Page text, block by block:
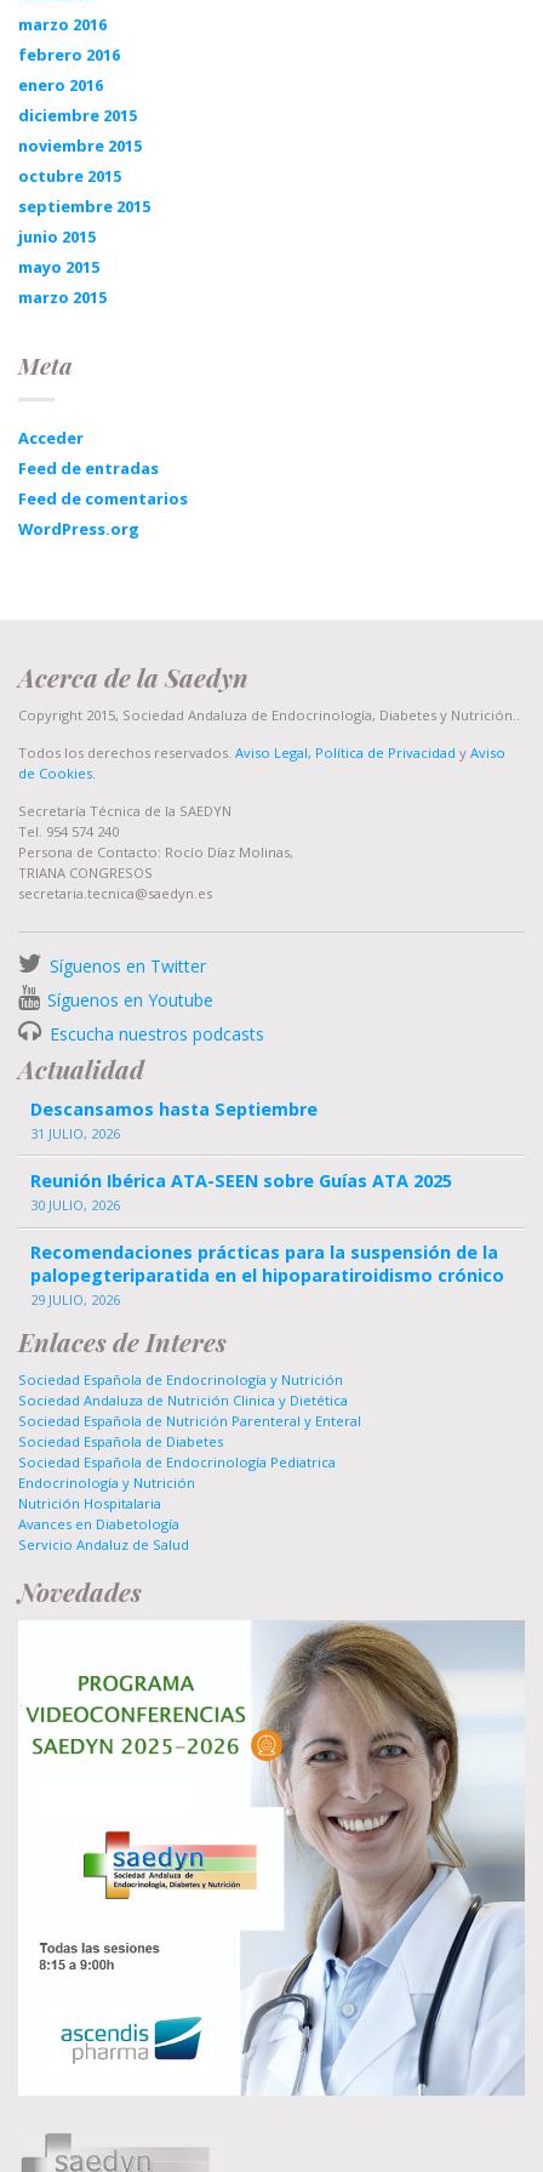
marzo 2016
febrero 2016
enero 2016
diciembre 2015
noviembre 2015
octubre 2015
septiembre 2015
junio 2015
mayo 2015
marzo 2015
Meta
Acceder
Feed de entradas
Feed de comentarios
WordPress.org
Acerca de la Saedyn
Copyright 2015, Sociedad Andaluza de Endocrinología, Diabetes y Nutrición..
Todos los derechos reservados. Aviso Legal, Política de Privacidad y Aviso
de Cookies.
Secretaría Técnica de la SAEDYN
Tel. 954 574 240
Persona de Contacto: Rocío Díaz Molinas,
TRIANA CONGRESOS
secretaria.tecnica@saedyn.es
Síguenos en Twitter
Síguenos en Youtube
Escucha nuestros podcasts
Actualidad
Descansamos hasta Septiembre
31 JULIO, 2026
Reunión Ibérica ATA-SEEN sobre Guías ATA 2025
30 JULIO, 2026
Recomendaciones prácticas para la suspensión de la
palopegteriparatida en el hipoparatiroidismo crónico
29 JULIO, 2026
Enlaces de Interes
Sociedad Española de Endocrinología y Nutrición
Sociedad Andaluza de Nutrición Clinica y Dietética
Sociedad Española de Nutrición Parenteral y Enteral
Sociedad Española de Diabetes
Sociedad Española de Endocrinología Pediatrica
Endocrinología y Nutrición
Nutrición Hospitalaria
Avances en Diabetología
Servicio Andaluz de Salud
Novedades